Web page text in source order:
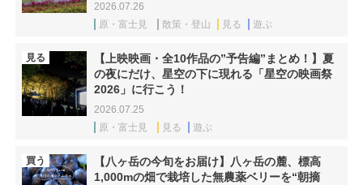
2026.07.26
原・富士見
散策・登山 見る 遊ぶ
見る
【上映映画・全10作品の”予告編”まとめ！】夏
の夜にだけ、星空の下に現れる「星空の映画祭
2026」に行こう！
2026.07.25
原・富士見
見る 遊ぶ
買う
【八ヶ岳の今旬をお届け】八ヶ岳の麓、標高
1,000mの畑で栽培した無農薬ベリーを“朝摘